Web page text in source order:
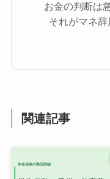
お金の判断は
それがマネ辞
関連記事